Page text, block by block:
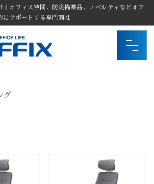
| オフィス空間、防災備蓄品、ノベルティなどオフ
にサポートする専門商社
グ